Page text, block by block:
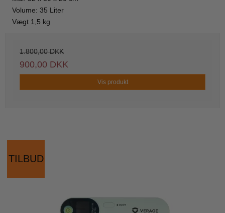
Volume: 35 Liter
Vægt 1,5 kg
1.800,00 DKK
900,00 DKK
Vis produkt
TILBUD